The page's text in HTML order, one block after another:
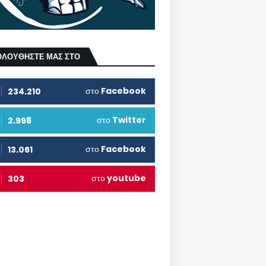
ΜΑΣ ΣΤΟ
234.210 στο Facebook
2.998 στο Twitter
13.061 στο Facebook
303 στοyoutube